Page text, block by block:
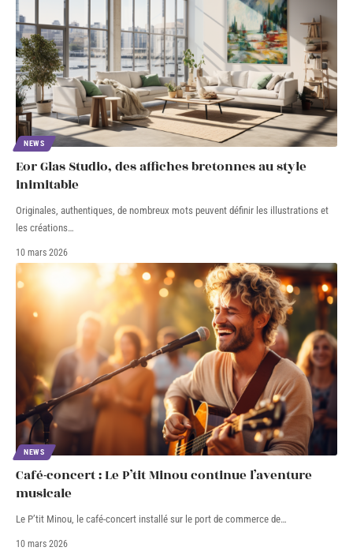
NEWS
Eor Glas Studio, des affiches bretonnes au style
inimitable
Originales, authentiques, de nombreux mots peuvent définir les illustrations et
les créations…
10 mars 2026
NEWS
Café-concert : Le P’tit Minou continue l’aventure
musicale
Le P’tit Minou, le café-concert installé sur le port de commerce de…
10 mars 2026